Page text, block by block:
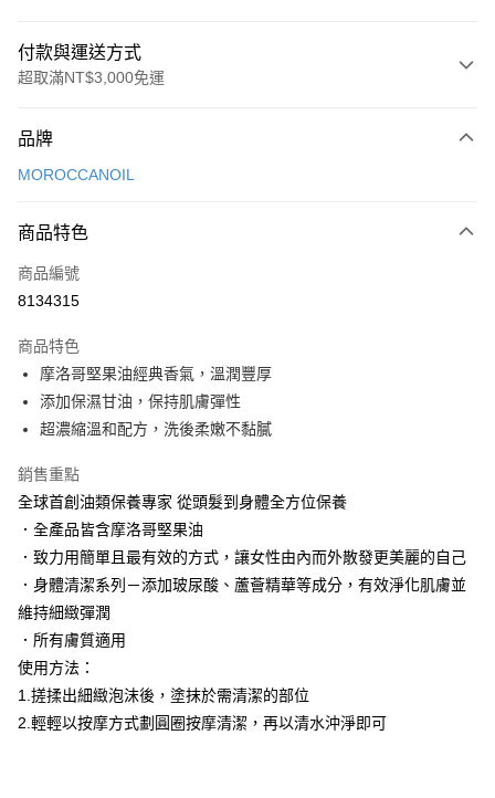
付款與運送方式
超取滿NT$3,000免運
信用卡一次付款
Apple Pay
街口支付
Google Pay
AFTEE先享後付
相關說明
AFTEE先享後付是「在收到商品之後才付款」的支付方式。 讓您購物簡單
１．簡單：不需註冊會員、不需綁卡、不需儲值。
２．便利：只要手機號碼，簡訊認證，即可結帳。
３．安心：先確認商品／服務後，再付款。
【「AFTEE先享後付」結帳流程】
１．於結帳方式選擇「AFTEE先享後付」後，將跳轉至「AFTEE先享後付」
２．訂單成立數日內，您將收到繳費通知簡訊。
３．收到繳費通知簡訊後14天內，點擊此簡訊中的連結，可透過四大超商／
ATM／網路銀行／等多元方式進行付款，方視為交易完成。
※ 請注意：結帳手續完成當下不需立刻繳費，但若您需要取消訂單，請聯絡
購買商品的店家。未經商家同意取消之訂單仍視為有效，需透過AFTEE先享
運送方式
付款後全家取貨
付款後萊爾富取貨
每筆NT$100，滿NT$3,000(含以上)免運費
付款後7-11取貨
每筆NT$100，滿NT$3,000(含以上)免運費
宅配
品牌
MOROCCANOIL
商品特色
商品編號
8134315
商品特色
摩洛哥堅果油經典香氣，溫潤豐厚
添加保濕甘油，保持肌膚彈性
超濃縮溫和配方，洗後柔嫩不黏膩
銷售重點
全球首創油類保養專家 從頭髮到身體全方位保養
．全產品皆含摩洛哥堅果油
．致力用簡單且最有效的方式，讓女性由內而外散發更美麗的自己
．身體清潔系列－添加玻尿酸、蘆薈精華等成分，有效淨化肌膚並
維持細緻彈潤
．所有膚質適用
使用方法：
1.搓揉出細緻泡沫後，塗抹於需清潔的部位
2.輕輕以按摩方式劃圓圈按摩清潔，再以清水沖淨即可